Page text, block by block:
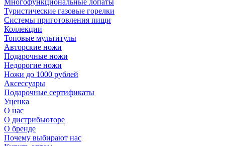
Многофункциональные лопаты
Туристические газовые горелки
Системы приготовления пищи
Коллекции
Топовые мультитулы
Авторские ножи
Подарочные ножи
Недорогие ножи
Ножи до 1000 рублей
Аксессуары
Подарочные сертификаты
Уценка
О нас
О дистрибьюторе
О бренде
Почему выбирают нас